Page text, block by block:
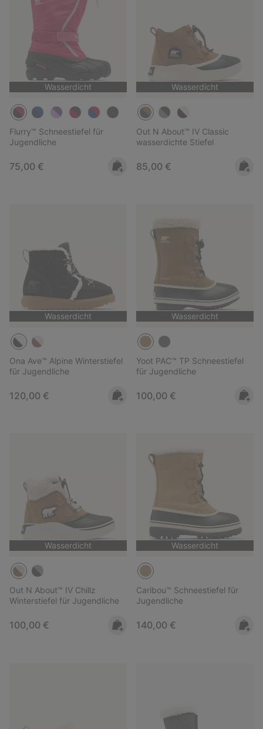
Wasserdicht
Flurry™ Schneestiefel für
Jugendliche
Regular price:
75,00 €
Wasserdicht
Out N About™ IV Classic
wasserdichte Stiefel
Regular price:
85,00 €
Wasserdicht
Ona Ave™ Alpine Winterstiefel
für Jugendliche
Regular price:
120,00 €
Wasserdicht
Yoot PAC™ TP Schneestiefel
für Jugendliche
Regular price:
100,00 €
Wasserdicht
Out N About™ IV Chillz
Winterstiefel für Jugendliche
Regular price:
100,00 €
Wasserdicht
Caribou™ Schneestiefel für
Jugendliche
Regular price:
140,00 €